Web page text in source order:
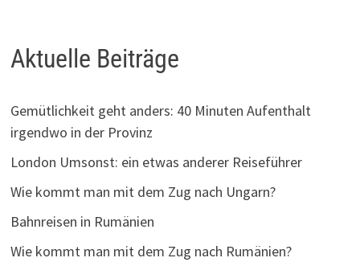
Aktuelle Beiträge
Gemütlichkeit geht anders: 40 Minuten Aufenthalt
irgendwo in der Provinz
London Umsonst: ein etwas anderer Reiseführer
Wie kommt man mit dem Zug nach Ungarn?
Bahnreisen in Rumänien
Wie kommt man mit dem Zug nach Rumänien?